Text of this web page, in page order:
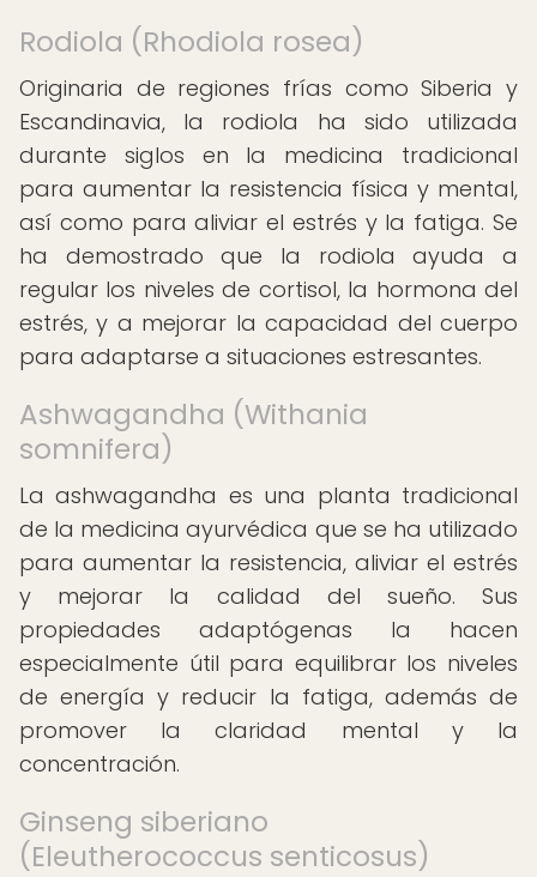
Rodiola (Rhodiola rosea)
Originaria de regiones frías como Siberia y
Escandinavia, la rodiola ha sido utilizada
durante siglos en la medicina tradicional
para aumentar la resistencia física y mental,
así como para aliviar el estrés y la fatiga. Se
ha demostrado que la rodiola ayuda a
regular los niveles de cortisol, la hormona del
estrés, y a mejorar la capacidad del cuerpo
para adaptarse a situaciones estresantes.
Ashwagandha (Withania
somnifera)
La ashwagandha es una planta tradicional
de la medicina ayurvédica que se ha utilizado
para aumentar la resistencia, aliviar el estrés
y mejorar la calidad del sueño. Sus
propiedades adaptógenas la hacen
especialmente útil para equilibrar los niveles
de energía y reducir la fatiga, además de
promover la claridad mental y la
concentración.
Ginseng siberiano
(Eleutherococcus senticosus)